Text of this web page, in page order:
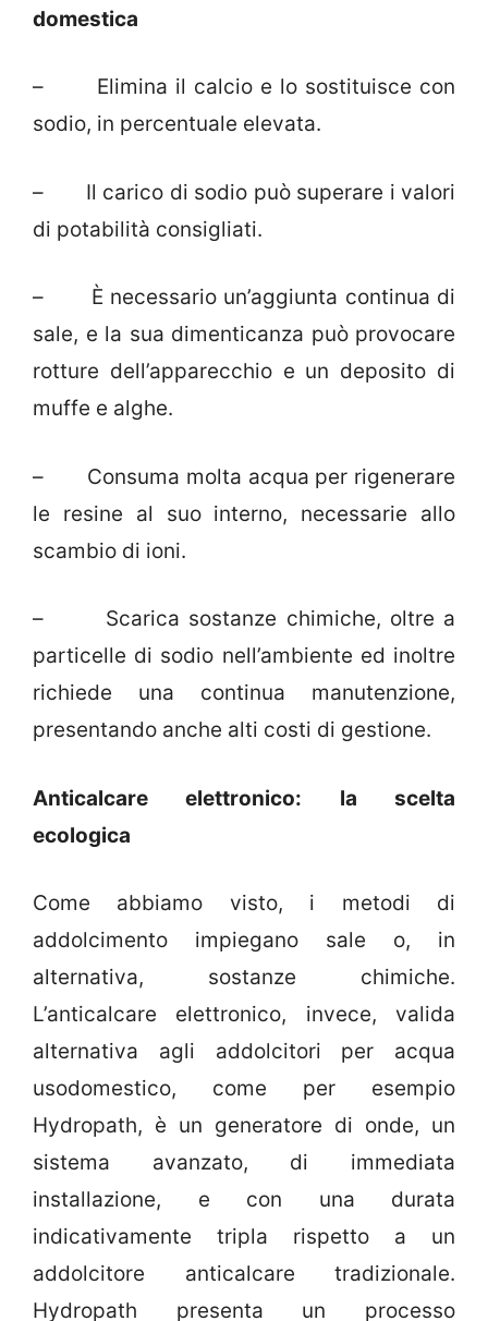
domestica
– Elimina il calcio e lo sostituisce con
sodio, in percentuale elevata.
– Il carico di sodio può superare i valori
di potabilità consigliati.
– È necessario un’aggiunta continua di
sale, e la sua dimenticanza può provocare
rotture dell’apparecchio e un deposito di
muffe e alghe.
– Consuma molta acqua per rigenerare
le resine al suo interno, necessarie allo
scambio di ioni.
– Scarica sostanze chimiche, oltre a
particelle di sodio nell’ambiente ed inoltre
richiede una continua manutenzione,
presentando anche alti costi di gestione.
Anticalcare elettronico: la scelta
ecologica
Come abbiamo visto, i metodi di
addolcimento impiegano sale o, in
alternativa, sostanze chimiche.
L’anticalcare elettronico, invece, valida
alternativa agli addolcitori per acqua
usodomestico, come per esempio
Hydropath, è un generatore di onde, un
sistema avanzato, di immediata
installazione, e con una durata
indicativamente tripla rispetto a un
addolcitore anticalcare tradizionale.
Hydropath presenta un processo